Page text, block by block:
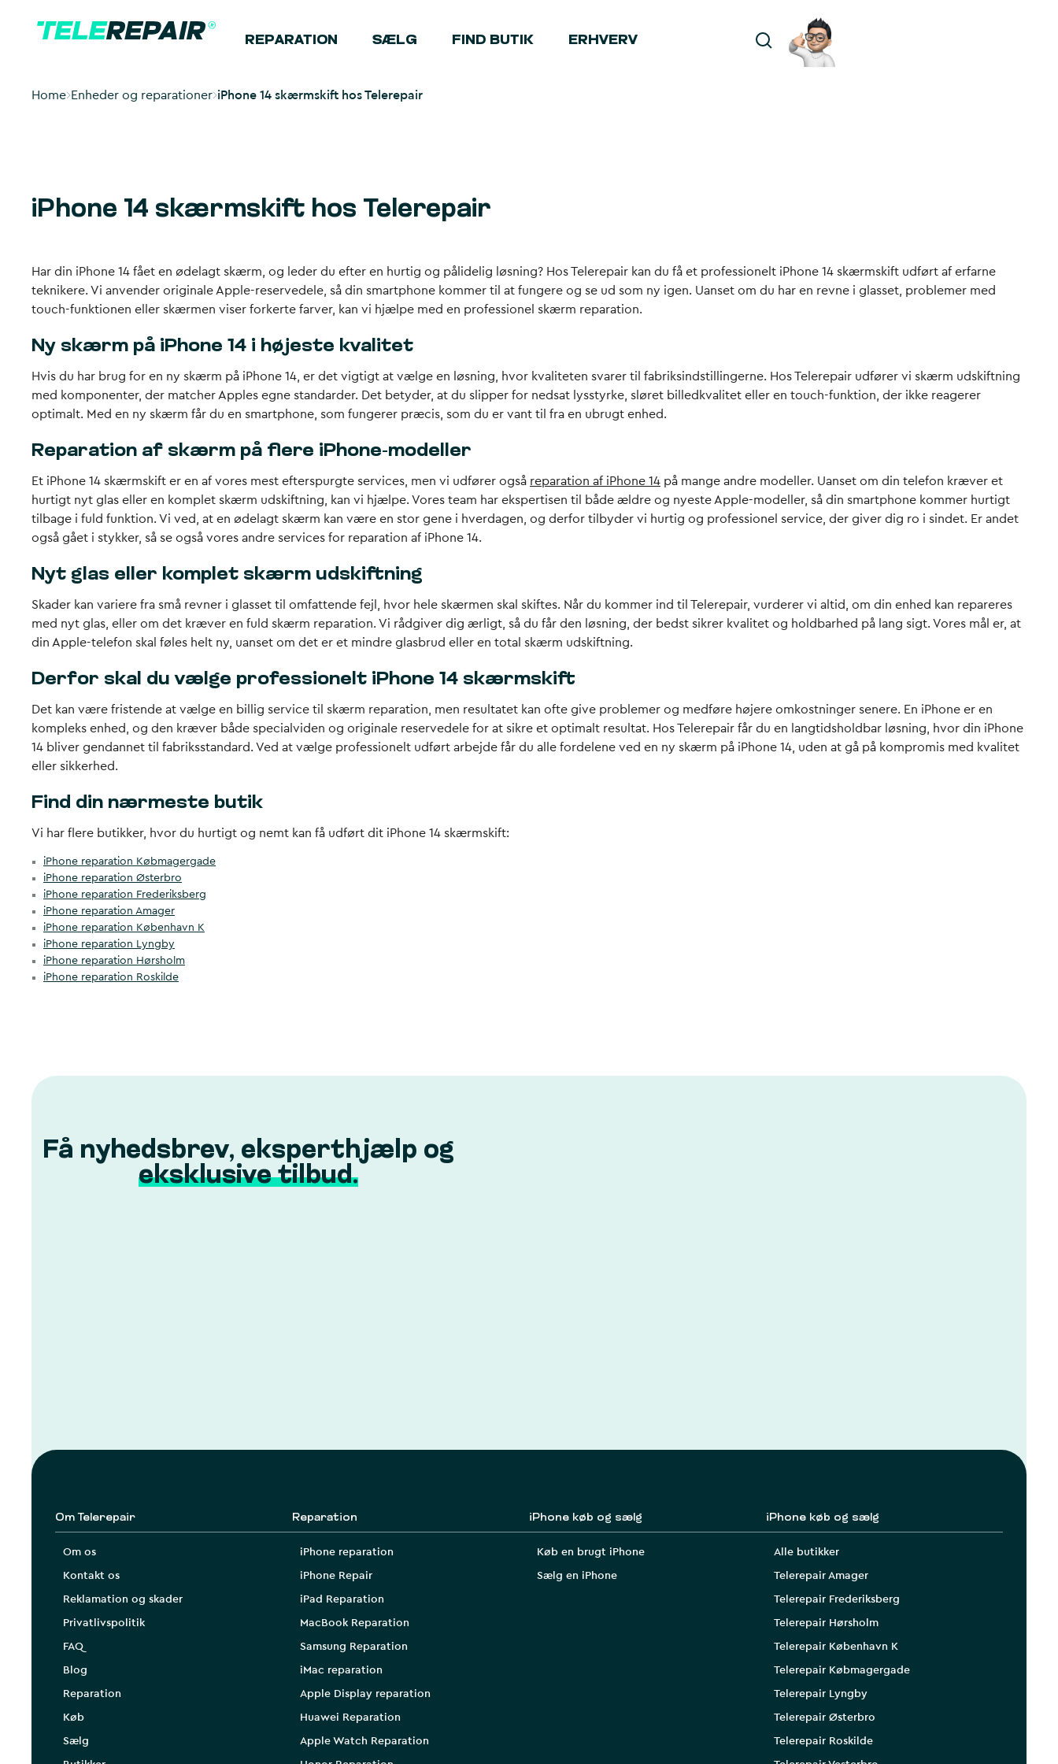
REPARATION SÆLG FIND BUTIK ERHVERV
Home Enheder og reparationer iPhone 14 skærmskift hos Telerepair
iPhone 14 skærmskift hos Telerepair
Har din iPhone 14 fået en ødelagt skærm, og leder du efter en hurtig og pålidelig løsning? Hos Telerepair kan du få et professionelt iPhone 14 skærmskift udført af erfarne
teknikere. Vi anvender originale Apple-reservedele, så din smartphone kommer til at fungere og se ud som ny igen. Uanset om du har en revne i glasset, problemer med
touch-funktionen eller skærmen viser forkerte farver, kan vi hjælpe med en professionel skærm reparation.
Ny skærm på iPhone 14 i højeste kvalitet
Hvis du har brug for en ny skærm på iPhone 14, er det vigtigt at vælge en løsning, hvor kvaliteten svarer til fabriksindstillingerne. Hos Telerepair udfører vi skærm udskiftning
med komponenter, der matcher Apples egne standarder. Det betyder, at du slipper for nedsat lysstyrke, sløret billedkvalitet eller en touch-funktion, der ikke reagerer
optimalt. Med en ny skærm får du en smartphone, som fungerer præcis, som du er vant til fra en ubrugt enhed.
Reparation af skærm på flere iPhone-modeller
Et iPhone 14 skærmskift er en af vores mest efterspurgte services, men vi udfører også reparation af iPhone 14 på mange andre modeller. Uanset om din telefon kræver et
hurtigt nyt glas eller en komplet skærm udskiftning, kan vi hjælpe. Vores team har ekspertisen til både ældre og nyeste Apple-modeller, så din smartphone kommer hurtigt
tilbage i fuld funktion. Vi ved, at en ødelagt skærm kan være en stor gene i hverdagen, og derfor tilbyder vi hurtig og professionel service, der giver dig ro i sindet. Er andet
også gået i stykker, så se også vores andre services for reparation af iPhone 14.
Nyt glas eller komplet skærm udskiftning
Skader kan variere fra små revner i glasset til omfattende fejl, hvor hele skærmen skal skiftes. Når du kommer ind til Telerepair, vurderer vi altid, om din enhed kan repareres
med nyt glas, eller om det kræver en fuld skærm reparation. Vi rådgiver dig ærligt, så du får den løsning, der bedst sikrer kvalitet og holdbarhed på lang sigt. Vores mål er, at
din Apple-telefon skal føles helt ny, uanset om det er et mindre glasbrud eller en total skærm udskiftning.
Derfor skal du vælge professionelt iPhone 14 skærmskift
Det kan være fristende at vælge en billig service til skærm reparation, men resultatet kan ofte give problemer og medføre højere omkostninger senere. En iPhone er en
kompleks enhed, og den kræver både specialviden og originale reservedele for at sikre et optimalt resultat. Hos Telerepair får du en langtidsholdbar løsning, hvor din iPhone
14 bliver gendannet til fabriksstandard. Ved at vælge professionelt udført arbejde får du alle fordelene ved en ny skærm på iPhone 14, uden at gå på kompromis med kvalitet
eller sikkerhed.
Find din nærmeste butik
Vi har flere butikker, hvor du hurtigt og nemt kan få udført dit iPhone 14 skærmskift:
iPhone reparation Købmagergade
iPhone reparation Østerbro
iPhone reparation Frederiksberg
iPhone reparation Amager
iPhone reparation København K
iPhone reparation Lyngby
iPhone reparation Hørsholm
iPhone reparation Roskilde
Få nyhedsbrev, eksperthjælp og
eksklusive tilbud.
Om Telerepair
Om os
Kontakt os
Reklamation og skader
Privatlivspolitik
FAQ
Blog
Reparation
Køb
Sælg
Reparation
iPhone reparation
iPhone Repair
iPad Reparation
MacBook Reparation
Samsung Reparation
iMac reparation
Apple Display reparation
Huawei Reparation
Apple Watch Reparation
iPhone køb og sælg
Køb en brugt iPhone
Sælg en iPhone
iPhone køb og sælg
Alle butikker
Telerepair Amager
Telerepair Frederiksberg
Telerepair Hørsholm
Telerepair København K
Telerepair Købmagergade
Telerepair Lyngby
Telerepair Østerbro
Telerepair Roskilde